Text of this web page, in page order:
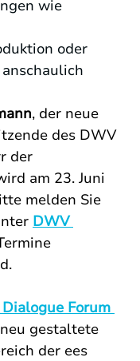
wie
oder
, der neue
des DWV
der
am 23. Juni
melden Sie
DWV
Forum
gestaltete
der ees